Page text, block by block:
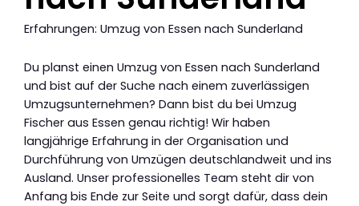
Erfahrungen: Umzug von Essen nach Sunderland
Du planst einen Umzug von Essen nach Sunderland
und bist auf der Suche nach einem zuverlässigen
Umzugsunternehmen? Dann bist du bei Umzug
Fischer aus Essen genau richtig! Wir haben
langjährige Erfahrung in der Organisation und
Durchführung von Umzügen deutschlandweit und ins
Ausland. Unser professionelles Team steht dir von
Anfang bis Ende zur Seite und sorgt dafür, dass dein